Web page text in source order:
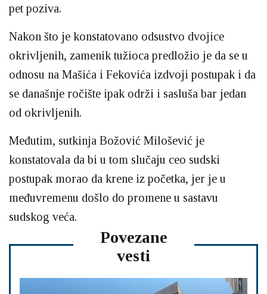
pet poziva.
Nakon što je konstatovano odsustvo dvojice
okrivljenih, zamenik tužioca predložio je da se u
odnosu na Mašića i Fekovića izdvoji postupak i da
se današnje ročište ipak održi i sasluša bar jedan
od okrivljenih.
Međutim, sutkinja Božović Milošević je
konstatovala da bi u tom slučaju ceo sudski
postupak morao da krene iz početka, jer je u
međuvremenu došlo do promene u sastavu
sudskog veća.
Povezane
vesti